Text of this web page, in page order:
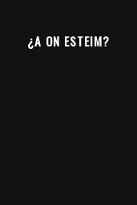
¿A ON ESTEIM?